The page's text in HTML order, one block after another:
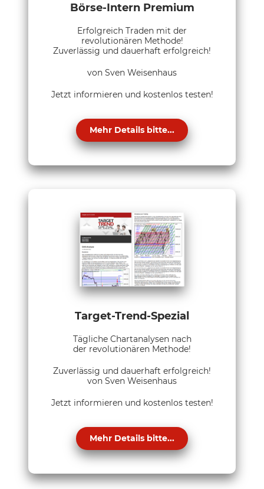
Börse-Intern Premium
Erfolgreich Traden mit der
revolutionären Methode!
Zuverlässig und dauerhaft erfolgreich!
von Sven Weisenhaus
Jetzt informieren und kostenlos testen!
Mehr Details bitte...
Target-Trend-Spezial
Tägliche Chartanalysen nach
der revolutionären Methode!
Zuverlässig und dauerhaft erfolgreich!
von Sven Weisenhaus
Jetzt informieren und kostenlos testen!
Mehr Details bitte...